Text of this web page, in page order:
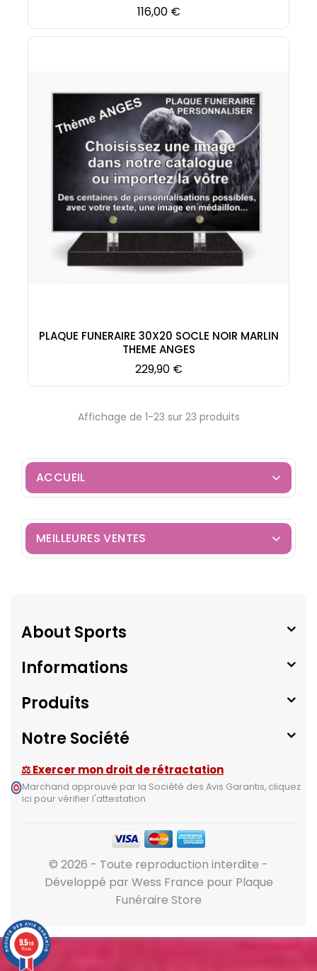
Prix
116,00 €
PLAQUE FUNERAIRE 30X20 SOCLE NOIR MARLIN
THEME ANGES
Prix
229,90 €
Affichage de 1-23 sur 23 produits
ACCUEIL
MEILLEURES VENTES
About Sports
Informations
Produits
Notre Société
⚖ Exercer mon droit de rétractation
Marchand approuvé par la Société des Avis Garantis, cliquez
ici pour vérifier l'attestation.
© 2026 - Toute reproduction interdite -
Développé par Wess France pour Plaque
Funéraire Store
9.5/10
19 avis